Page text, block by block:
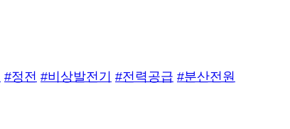
#정전 #비상발전기 #전력공급 #분산전원